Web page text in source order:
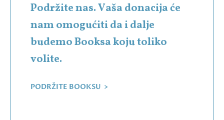
Podržite nas. Vaša donacija će
nam omogućiti da i dalje
budemo Booksa koju toliko
volite.
PODRŽITE BOOKSU >